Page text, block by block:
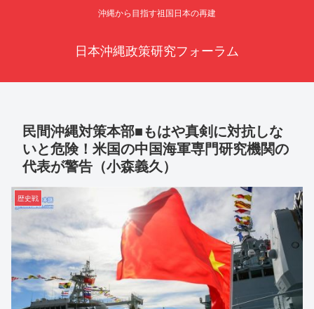
沖縄から目指す祖国日本の再建
日本沖縄政策研究フォーラム
民間沖縄対策本部■もはや真剣に対抗しな
いと危険！米国の中国海軍専門研究機関の
代表が警告（小森義久）
歴史戦